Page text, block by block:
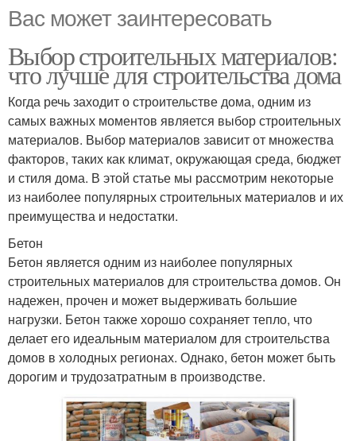
Вас может заинтересовать
Выбор строительных материалов:
что лучше для строительства дома
Когда речь заходит о строительстве дома, одним из
самых важных моментов является выбор строительных
материалов. Выбор материалов зависит от множества
факторов, таких как климат, окружающая среда, бюджет
и стиля дома. В этой статье мы рассмотрим некоторые
из наиболее популярных строительных материалов и их
преимущества и недостатки.
Бетон
Бетон является одним из наиболее популярных
строительных материалов для строительства домов. Он
надежен, прочен и может выдерживать большие
нагрузки. Бетон также хорошо сохраняет тепло, что
делает его идеальным материалом для строительства
домов в холодных регионах. Однако, бетон может быть
дорогим и трудозатратным в производстве.